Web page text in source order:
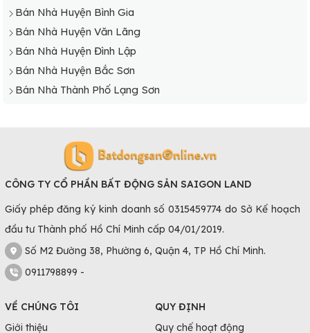
Bán Nhà Huyện Bình Gia
Bán Nhà Huyện Văn Lãng
Bán Nhà Huyện Đình Lập
Bán Nhà Huyện Bắc Sơn
Bán Nhà Thành Phố Lạng Sơn
CÔNG TY CỔ PHẦN BẤT ĐỘNG SẢN SAIGON LAND
Giấy phép đăng ký kinh doanh số 0315459774 do Sở Kế hoạch
đầu tư Thành phố Hồ Chí Minh cấp 04/01/2019.
Số M2 Đường 38, Phường 6, Quận 4, TP Hồ Chí Minh.
0911798899 -
VỀ CHÚNG TÔI
Giới thiệu
QUY ĐỊNH
Quy chế hoạt động